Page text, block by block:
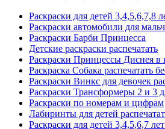
Раскраски для детей 3,4,5,6,7,8
Раскраски автомобили для
Раскраски Барби Принцесса
Детские раскраски распечатать
Раскраски Принцессы Диснея в
Раскраска Собака распечатать
Раскраски Винкс для девочек
Раскраски Трансформеры 2 и 3
Раскраски по номерам и цифрам
Лабиринты для детей
Раскраски для детей 3,4,5,6,7